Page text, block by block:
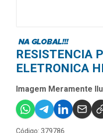
RESISTENCIA
ELETRONICA
Imagem Meramente
Código: 379786